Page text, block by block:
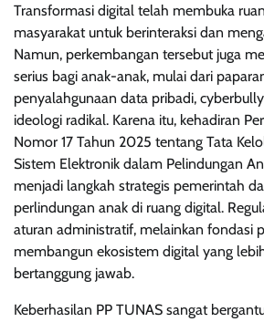
Transformasi digital telah membuka
masyarakat untuk berinteraksi dan
Namun, perkembangan tersebut juga
serius bagi anak-anak, mulai dari
penyalahgunaan data pribadi,
ideologi radikal. Karena itu, kehadiran
Nomor 17 Tahun 2025 tentang Tata
Sistem Elektronik dalam Pelindungan
menjadi langkah strategis pemerintah
perlindungan anak di ruang digital.
aturan administratif, melainkan fondasi
membangun ekosistem digital yang
bertanggung jawab.
Keberhasilan PP TUNAS sangat